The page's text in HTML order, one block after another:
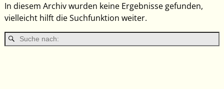
In diesem Archiv wurden keine Ergebnisse gefunden,
vielleicht hilft die Suchfunktion weiter.